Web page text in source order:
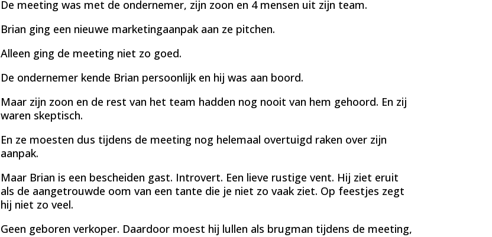
De meeting was met de ondernemer, zijn zoon en 4 mensen uit zijn team.
Brian ging een nieuwe marketingaanpak aan ze pitchen.
Alleen ging de meeting niet zo goed.
De ondernemer kende Brian persoonlijk en hij was aan boord.
Maar zijn zoon en de rest van het team hadden nog nooit van hem gehoord. En zij
waren skeptisch.
En ze moesten dus tijdens de meeting nog helemaal overtuigd raken over zijn
aanpak.
Maar Brian is een bescheiden gast. Introvert. Een lieve rustige vent. Hij ziet eruit
als de aangetrouwde oom van een tante die je niet zo vaak ziet. Op feestjes zegt
hij niet zo veel.
Geen geboren verkoper. Daardoor moest hij lullen als brugman tijdens de meeting,